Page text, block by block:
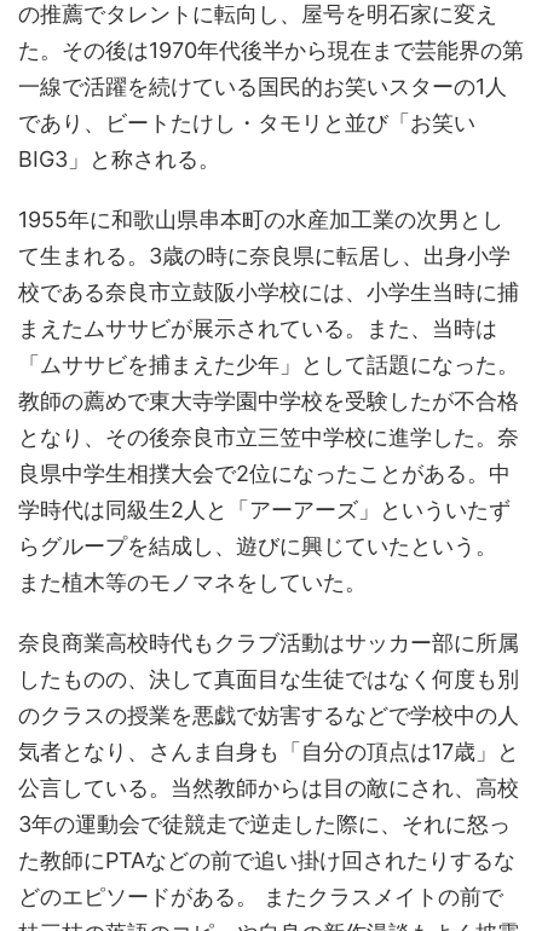
の推薦でタレントに転向し、屋号を明石家に変え
た。その後は1970年代後半から現在まで芸能界の第
一線で活躍を続けている国民的お笑いスターの1人
であり、ビートたけし・タモリと並び「お笑い
BIG3」と称される。
1955年に和歌山県串本町の水産加工業の次男とし
て生まれる。3歳の時に奈良県に転居し、出身小学
校である奈良市立鼓阪小学校には、小学生当時に捕
まえたムササビが展示されている。また、当時は
「ムササビを捕まえた少年」として話題になった。
教師の薦めで東大寺学園中学校を受験したが不合格
となり、その後奈良市立三笠中学校に進学した。奈
良県中学生相撲大会で2位になったことがある。中
学時代は同級生2人と「アーアーズ」といういたず
らグループを結成し、遊びに興じていたという。
また植木等のモノマネをしていた。
奈良商業高校時代もクラブ活動はサッカー部に所属
したものの、決して真面目な生徒ではなく何度も別
のクラスの授業を悪戯で妨害するなどで学校中の人
気者となり、さんま自身も「自分の頂点は17歳」と
公言している。当然教師からは目の敵にされ、高校
3年の運動会で徒競走で逆走した際に、それに怒っ
た教師にPTAなどの前で追い掛け回されたりするな
どのエピソードがある。 またクラスメイトの前で